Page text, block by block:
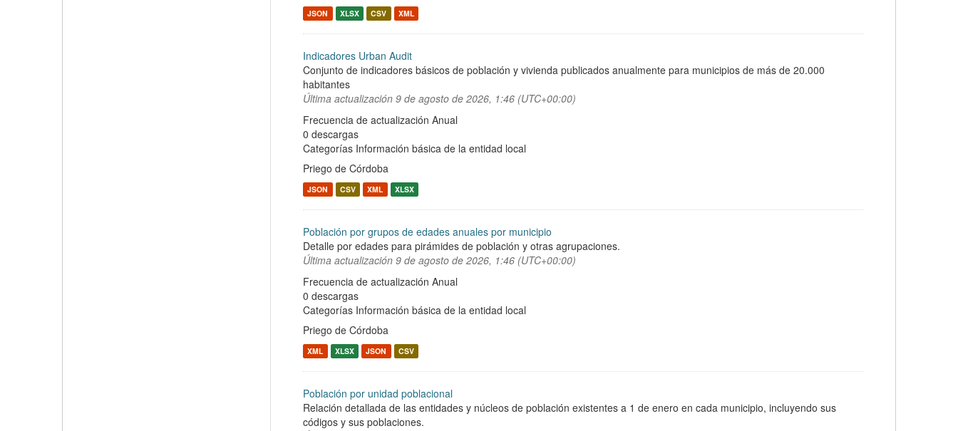
JSON XLSX CSV XML
Indicadores Urban Audit
Conjunto de indicadores básicos de población y vivienda publicados anualmente para municipios de más de 20.000
habitantes
Última actualización 9 de agosto de 2026, 1:46 (UTC+00:00)
Frecuencia de actualización Anual
0 descargas
Categorías Información básica de la entidad local
Priego de Córdoba
JSON CSV XML XLSX
Población por grupos de edades anuales por municipio
Detalle por edades para pirámides de población y otras agrupaciones.
Última actualización 9 de agosto de 2026, 1:46 (UTC+00:00)
Frecuencia de actualización Anual
0 descargas
Categorías Información básica de la entidad local
Priego de Córdoba
XML XLSX JSON CSV
Población por unidad poblacional
Relación detallada de las entidades y núcleos de población existentes a 1 de enero en cada municipio, incluyendo sus
códigos y sus poblaciones.